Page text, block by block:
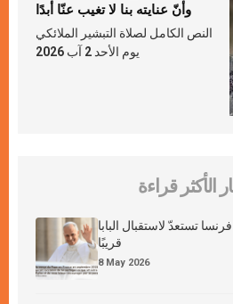
وأنّ عنايته بنا لا تغيب عنّا أبدًا
النص الكامل لصلاة التبشير الملائكي
يوم الأحد 2 آب 2026
الأكثر قراءة
تستعدّ لاستقبال البابا
قريبًا
8 May 2026